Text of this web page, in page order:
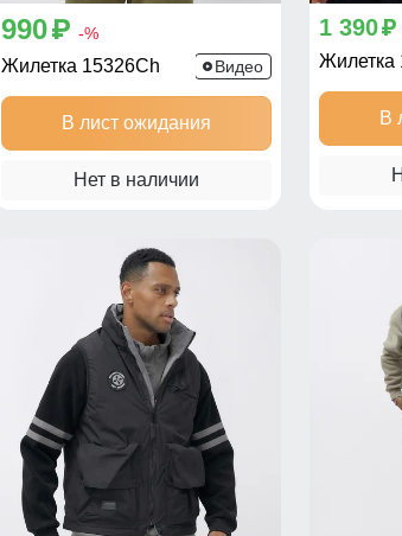
990 p -%
Жилетка 15326Ch Видео
В лист ожидания
Нет в наличии
1 390p
Жилетка
В